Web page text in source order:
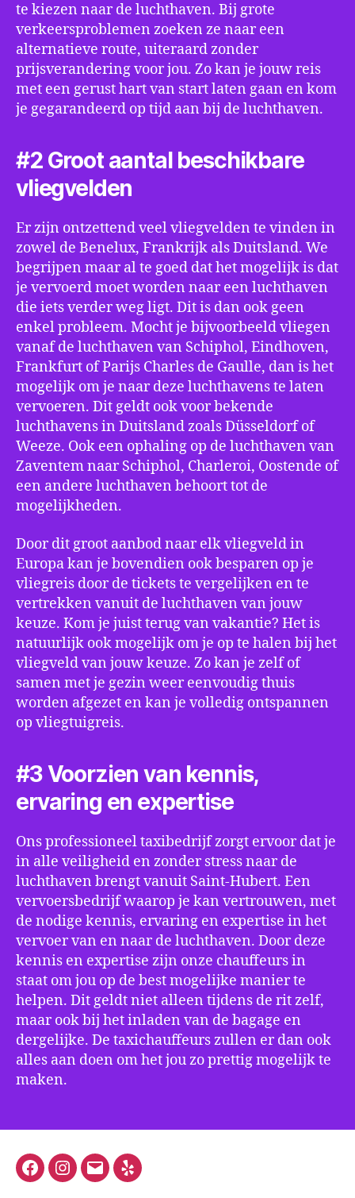
te kiezen naar de luchthaven. Bij grote
verkeersproblemen zoeken ze naar een
alternatieve route, uiteraard zonder
prijsverandering voor jou. Zo kan je jouw reis
met een gerust hart van start laten gaan en kom
je gegarandeerd op tijd aan bij de luchthaven.
#2 Groot aantal beschikbare
vliegvelden
Er zijn ontzettend veel vliegvelden te vinden in
zowel de Benelux, Frankrijk als Duitsland. We
begrijpen maar al te goed dat het mogelijk is dat
je vervoerd moet worden naar een luchthaven
die iets verder weg ligt. Dit is dan ook geen
enkel probleem. Mocht je bijvoorbeeld vliegen
vanaf de luchthaven van Schiphol, Eindhoven,
Frankfurt of Parijs Charles de Gaulle, dan is het
mogelijk om je naar deze luchthavens te laten
vervoeren. Dit geldt ook voor bekende
luchthavens in Duitsland zoals Düsseldorf of
Weeze. Ook een ophaling op de luchthaven van
Zaventem naar Schiphol, Charleroi, Oostende of
een andere luchthaven behoort tot de
mogelijkheden.
Door dit groot aanbod naar elk vliegveld in
Europa kan je bovendien ook besparen op je
vliegreis door de tickets te vergelijken en te
vertrekken vanuit de luchthaven van jouw
keuze. Kom je juist terug van vakantie? Het is
natuurlijk ook mogelijk om je op te halen bij het
vliegveld van jouw keuze. Zo kan je zelf of
samen met je gezin weer eenvoudig thuis
worden afgezet en kan je volledig ontspannen
op vliegtuigreis.
#3 Voorzien van kennis,
ervaring en expertise
Ons professioneel taxibedrijf zorgt ervoor dat je
in alle veiligheid en zonder stress naar de
luchthaven brengt vanuit Saint-Hubert. Een
vervoersbedrijf waarop je kan vertrouwen, met
de nodige kennis, ervaring en expertise in het
vervoer van en naar de luchthaven. Door deze
kennis en expertise zijn onze chauffeurs in
staat om jou op de best mogelijke manier te
helpen. Dit geldt niet alleen tijdens de rit zelf,
maar ook bij het inladen van de bagage en
dergelijke. De taxichauffeurs zullen er dan ook
alles aan doen om het jou zo prettig mogelijk te
maken.
FacebookInstagram
E-
Yelp